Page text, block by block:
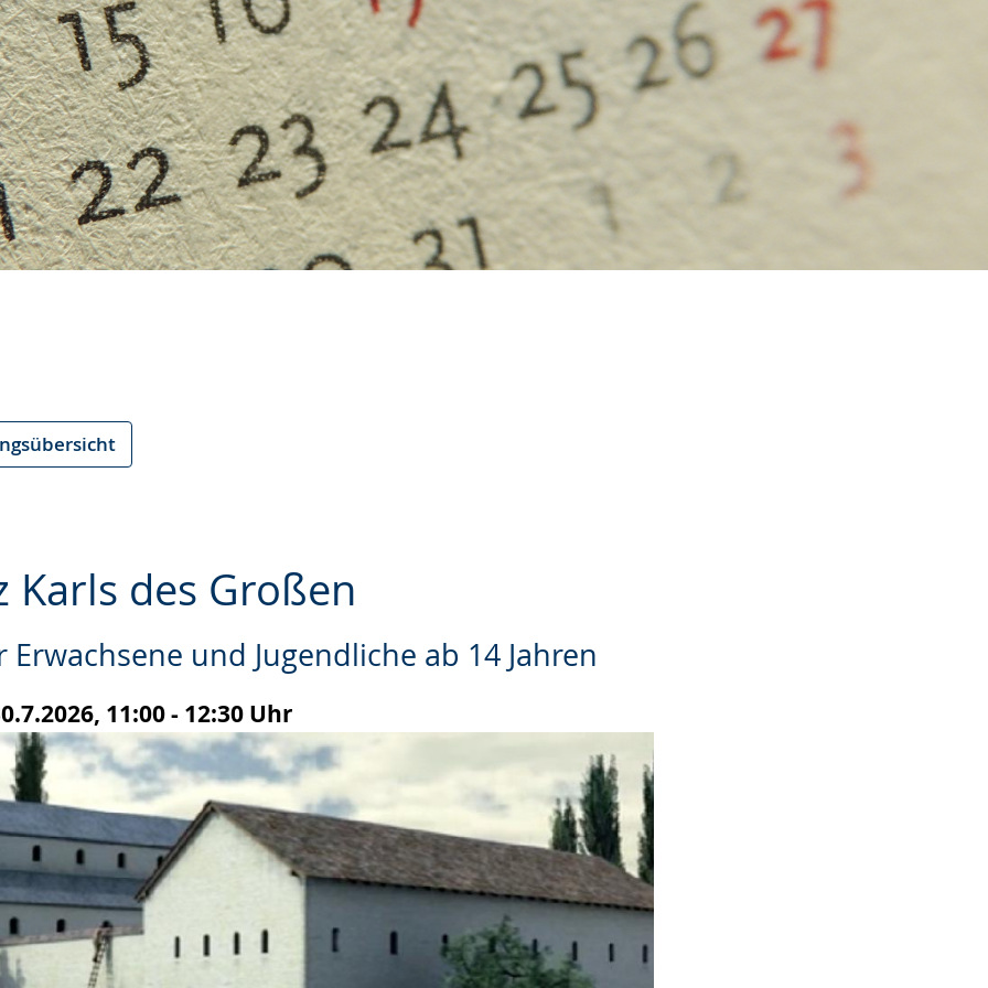
Karls des Großen
und Jugendliche ab 14 Jahren
11:00 - 12:30 Uhr